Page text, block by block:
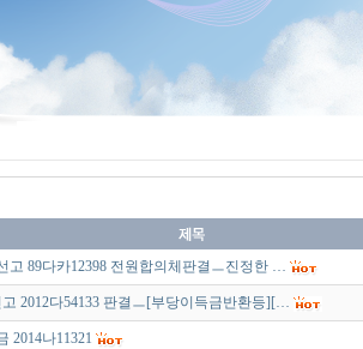
고 89다카12398 전원합의체판결ㅡ진정한 …
고 2012다54133 판결ㅡ[부당이득금반환등][…
2014나11321